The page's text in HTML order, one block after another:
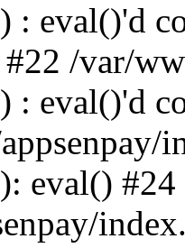
: eval()'d
/var/
: eval()'d
eval() #24